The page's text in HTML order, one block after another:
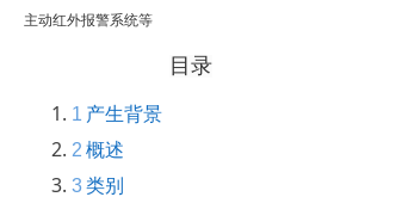
主动红外报警系统等
目录
1 产生背景
2 概述
3类别